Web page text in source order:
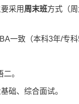
采用 周末班方式（
一致（本科3年/专科
。
础、综合面试。